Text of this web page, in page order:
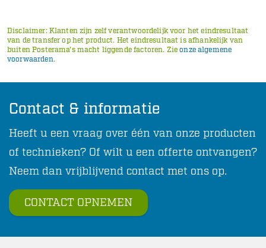
Disclaimer: Klanten zijn zelf verantwoordelijk voor het eindresultaat
van de transfer op het product. Het eindresultaat is afhankelijk van
buiten Posterama's macht liggende factoren. Zieonze algemene
voorwaarden.
Contact & informatie
Heeft u een vraag over één van onze producten
of technieken? Of wilt u een offerte ontvangen?
Neem dan vrijblijvend contact met ons op.
CONTACT OPNEMEN